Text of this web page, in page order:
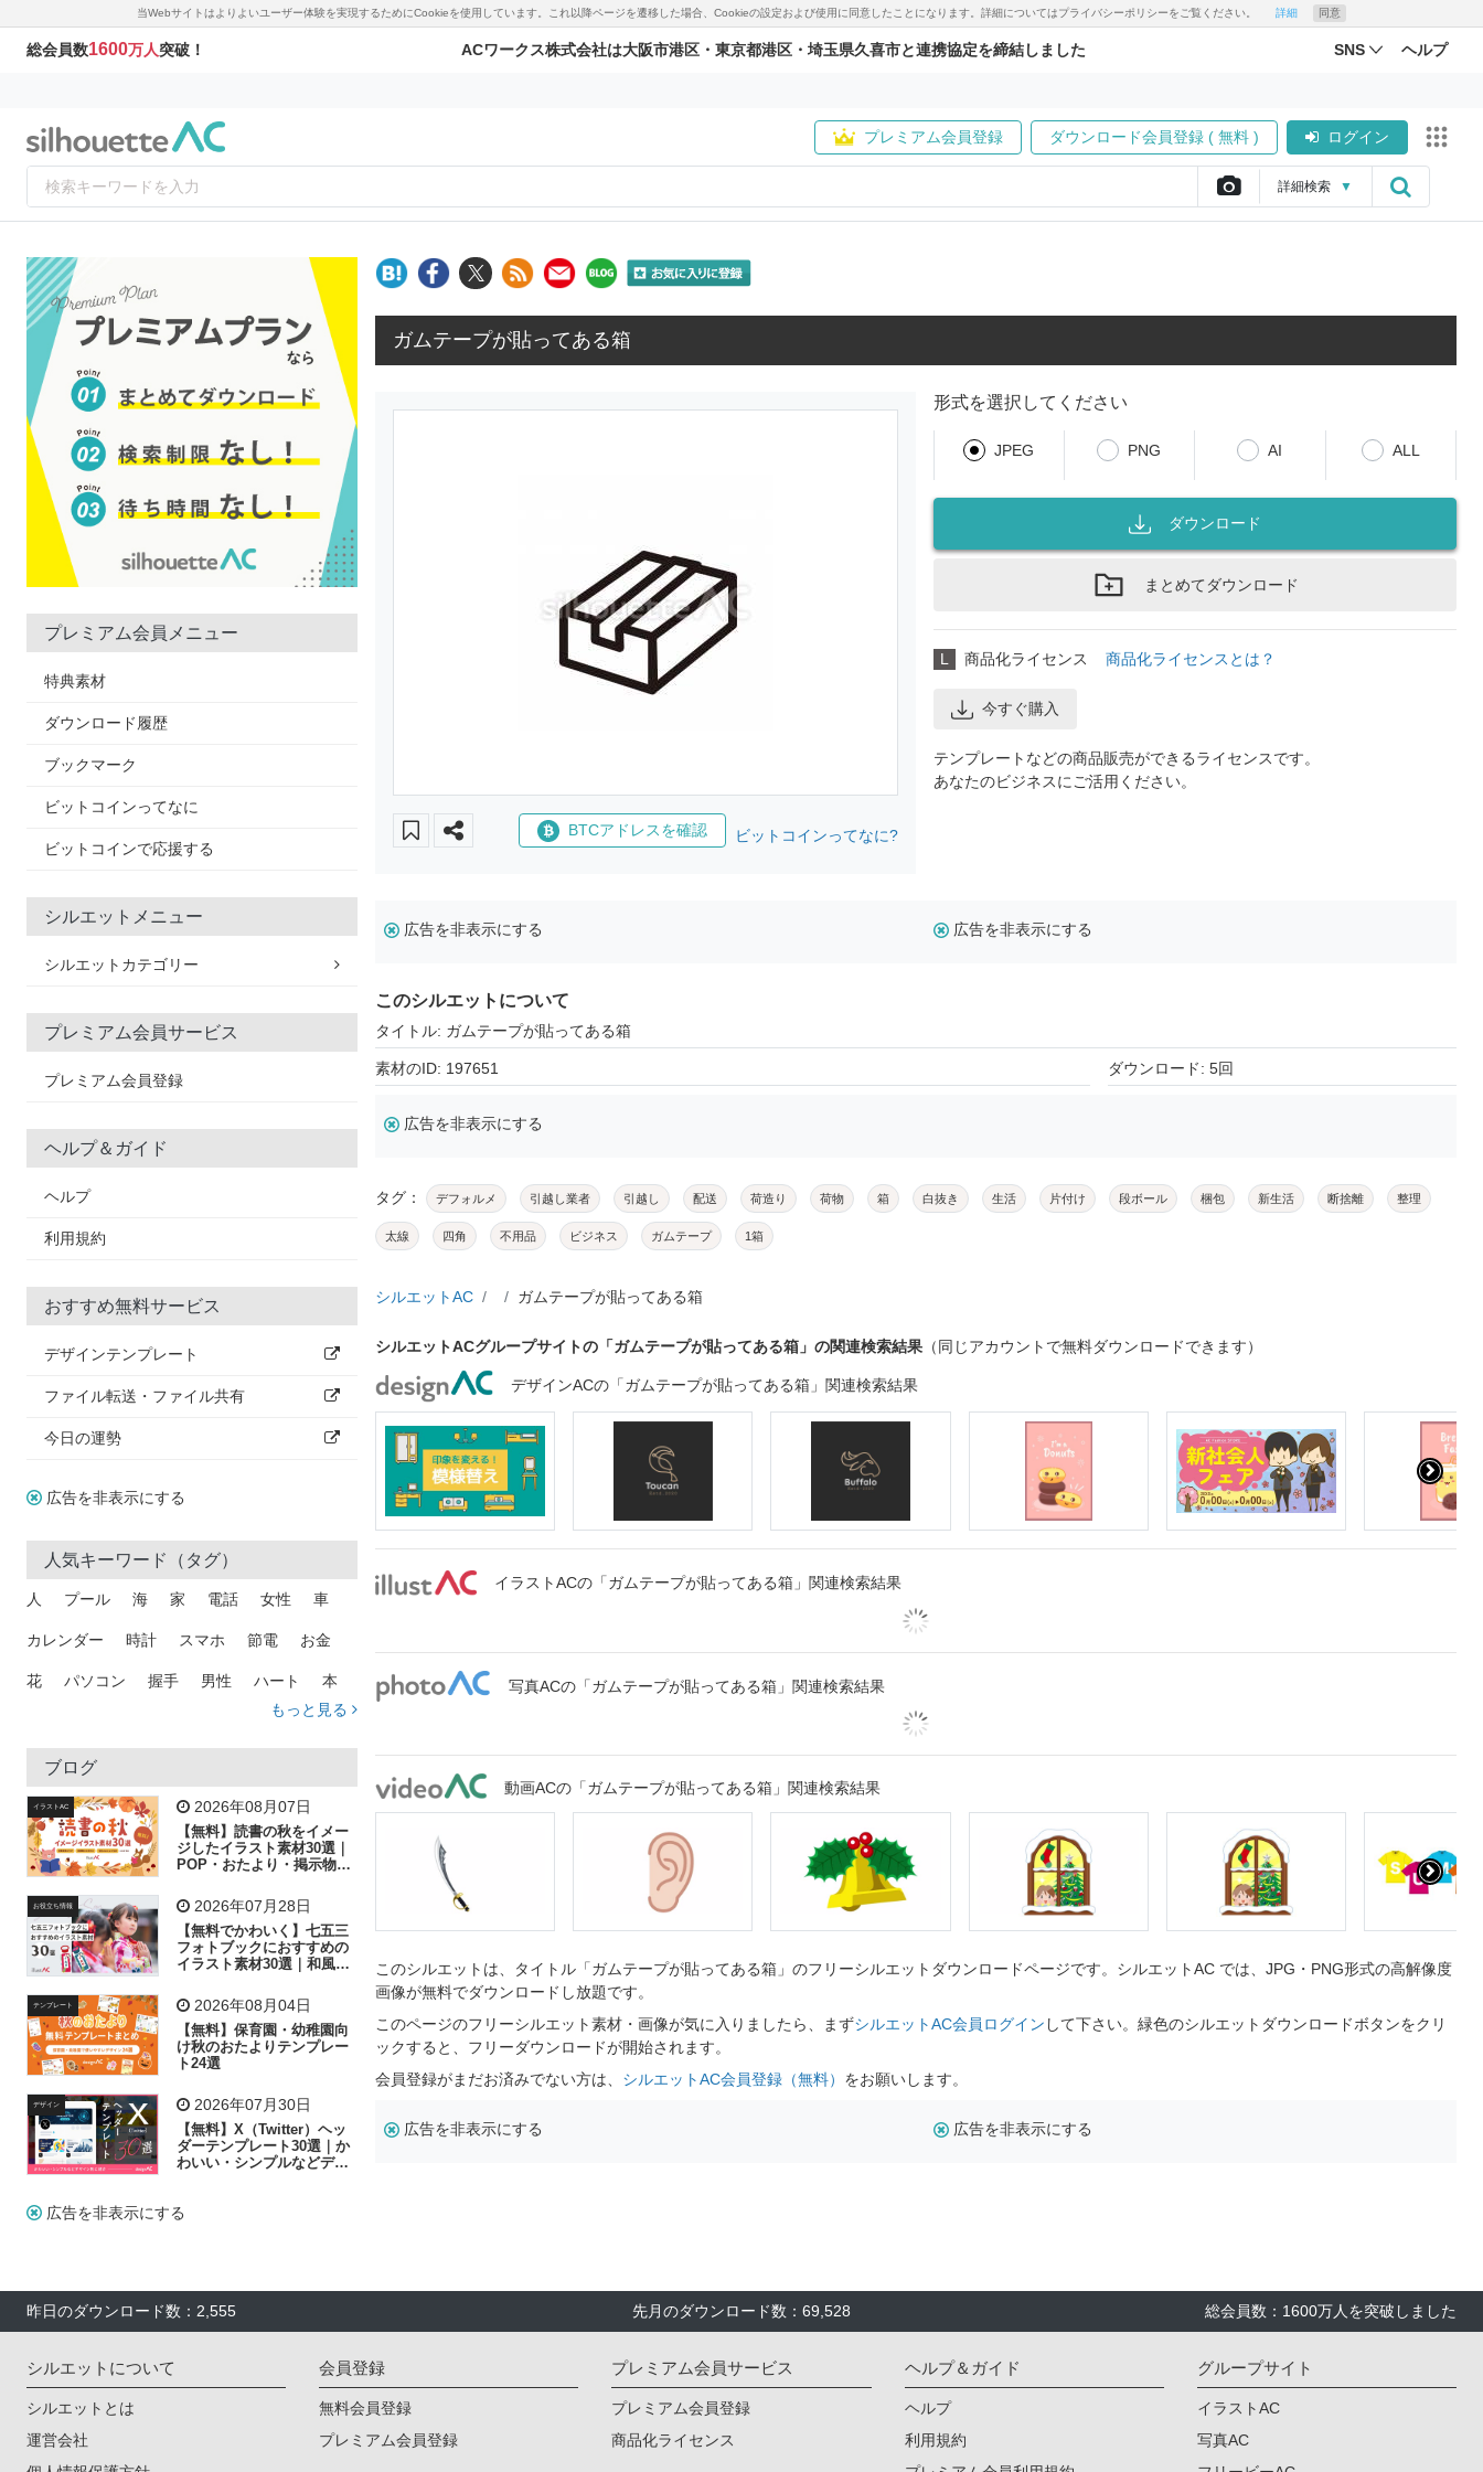
当Webサイトはよりよいユーザー体験を実現するためにCookieを使用しています。これ以降ページを遷移した場合、Cookieの設定および使用に同意したことになります。詳細についてはプライバシーポリシーをご覧ください。 詳細 同意
総会員数1600万人突破！ ACワークス株式会社は大阪市港区・東京都港区・埼玉県久喜市と連携協定を締結しました SNS ヘルプ
プレミアム会員登録 ダウンロード会員登録 ( 無料 ) ログイン
詳細検索 ▼
プレミアム会員メニュー
特典素材
ダウンロード履歴
ブックマーク
ビットコインってなに
ビットコインで応援する
シルエットメニュー
シルエットカテゴリー
プレミアム会員サービス
プレミアム会員登録
ヘルプ＆ガイド
ヘルプ
利用規約
おすすめ無料サービス
デザインテンプレート
ファイル転送・ファイル共有
今日の運勢
広告を非表示にする
人気キーワード（タグ）
人 プール 海 家 電話 女性 車
カレンダー 時計 スマホ 節電 お金
花 パソコン 握手 男性 ハート 本
トラック 木
吹き出し
飛行機 グラフ ビル 魚 家族 書類
歩く 工場 会社 太陽 キラキラ
子供 作業員 葉 相談 ピクトグラム
もっと見る
ブログ
イラストAC 2026年08月07日
【無料】読書の秋をイメー
ジしたイラスト素材30選｜
POP・おたより・掲示物に
お役立ち情報 2026年07月28日
【無料でかわいく】七五三
フォトブックにおすすめの
イラスト素材30選｜和風の
テンプレート 2026年08月04日
【無料】保育園・幼稚園向
け秋のおたよりテンプレー
ト24選
デザイン 2026年07月30日
【無料】X（Twitter）ヘッ
ダーテンプレート30選｜か
わいい・シンプルなどデザ
広告を非表示にする
ガムテープが貼ってある箱
BTCアドレスを確認 ビットコインってなに?
形式を選択してください
JPEG PNG AI ALL
ダウンロード
まとめてダウンロード
L 商品化ライセンス 商品化ライセンスとは？
今すぐ購入
テンプレートなどの商品販売ができるライセンスです。
あなたのビジネスにご活用ください。
広告を非表示にする 広告を非表示にする
このシルエットについて
タイトル: ガムテープが貼ってある箱
素材のID: 197651 ダウンロード: 5回
広告を非表示にする
タグ： デフォルメ 引越し業者 引越し 配送 荷造り 荷物 箱 白抜き 生活 片付け 段ボール 梱包 新生活 断捨離 整理
太線 四角 不用品 ビジネス ガムテープ 1箱
シルエットAC ガムテープが貼ってある箱
シルエットACグループサイトの「ガムテープが貼ってある箱」の関連検索結果 （同じアカウントで無料ダウンロードできます）
デザインACの「ガムテープが貼ってある箱」関連検索結果
イラストACの「ガムテープが貼ってある箱」関連検索結果
写真ACの「ガムテープが貼ってある箱」関連検索結果
動画ACの「ガムテープが貼ってある箱」関連検索結果
このシルエットは、タイトル「ガムテープが貼ってある箱」のフリーシルエットダウンロードページです。シルエットAC では、JPG・PNG形式の高解像度
画像が無料でダウンロードし放題です。
このページのフリーシルエット素材・画像が気に入りましたら、まずシルエットAC会員ログイン して下さい。緑色のシルエットダウンロードボタンをクリ
ックすると、フリーダウンロードが開始されます。
会員登録がまだお済みでない方は、 シルエットAC会員登録（無料） をお願いします。
広告を非表示にする 広告を非表示にする
昨日のダウンロード数：2,555 先月のダウンロード数：69,528 総会員数：1600万人を突破しました
シルエットについて
シルエットとは
運営会社
会員登録
無料会員登録
プレミアム会員登録
プレミアム会員サービス
プレミアム会員登録
商品化ライセンス
ヘルプ＆ガイド
ヘルプ
利用規約
グループサイト
イラストAC
写真AC